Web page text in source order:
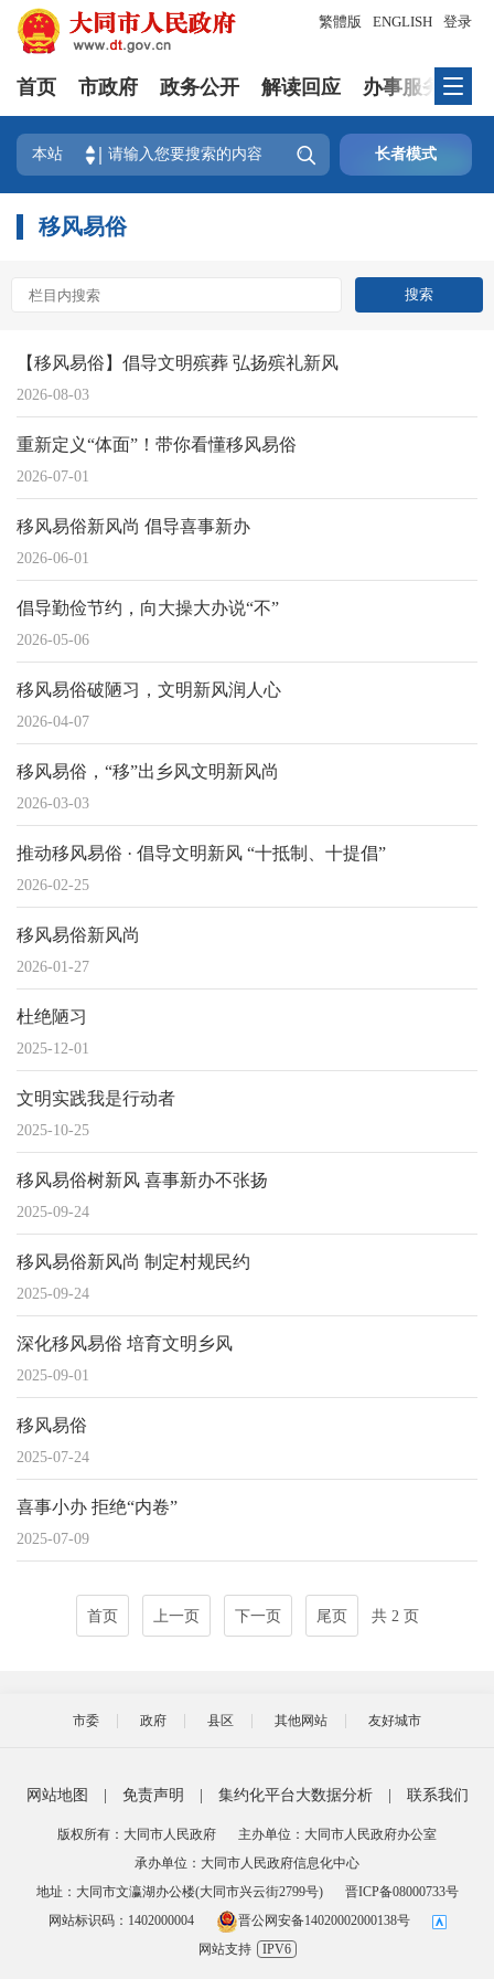
登录
繁體版 ENGLISH
首页 市政府 政务公开 解读回应 办事服务
本站  长者模式
移风易俗
【移风易俗】倡导文明殡葬 弘扬殡礼新风
2026-08-03
重新定义“体面”！带你看懂移风易俗
2026-07-01
移风易俗新风尚 倡导喜事新办
2026-06-01
倡导勤俭节约，向大操大办说“不”
2026-05-06
移风易俗破陋习，文明新风润人心
2026-04-07
移风易俗，“移”出乡风文明新风尚
2026-03-03
推动移风易俗 · 倡导文明新风 “十抵制、十提倡”
2026-02-25
移风易俗新风尚
2026-01-27
杜绝陋习
2025-12-01
文明实践我是行动者
2025-10-25
移风易俗树新风 喜事新办不张扬
2025-09-24
移风易俗新风尚 制定村规民约
2025-09-24
深化移风易俗 培育文明乡风
2025-09-01
移风易俗
2025-07-24
喜事小办 拒绝“内卷”
2025-07-09
首页 上一页 下一页 尾页 共 2 页
市委 政府 县区 其他网站 友好城市
网站地图 免责声明 集约化平台大数据分析 联系我们
版权所有：大同市人民政府
主办单位：大同市人民政府办公室
承办单位：大同市人民政府信息化中心
地址：大同市文瀛湖办公楼(大同市兴云街2799号)
晋ICP备08000733号
网站标识码：1402000004
晋公网安备14020002000138号
网站支持
IPV6